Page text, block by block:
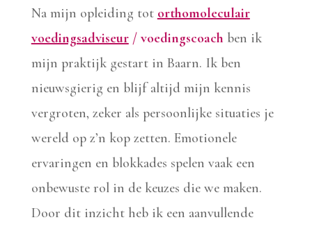
Na mijn opleiding tot orthomoleculair
voedingsadviseur/ voedingscoach ben ik
mijn praktijk gestart in Baarn. Ik ben
nieuwsgierig en blijf altijd mijn kennis
vergroten, zeker als persoonlijke situaties je
wereld op z’n kop zetten. Emotionele
ervaringen en blokkades spelen vaak een
onbewuste rol in de keuzes die we maken.
Door dit inzicht heb ik een aanvullende